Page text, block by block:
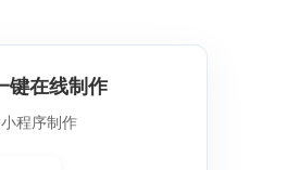
键在线制作
程序制作